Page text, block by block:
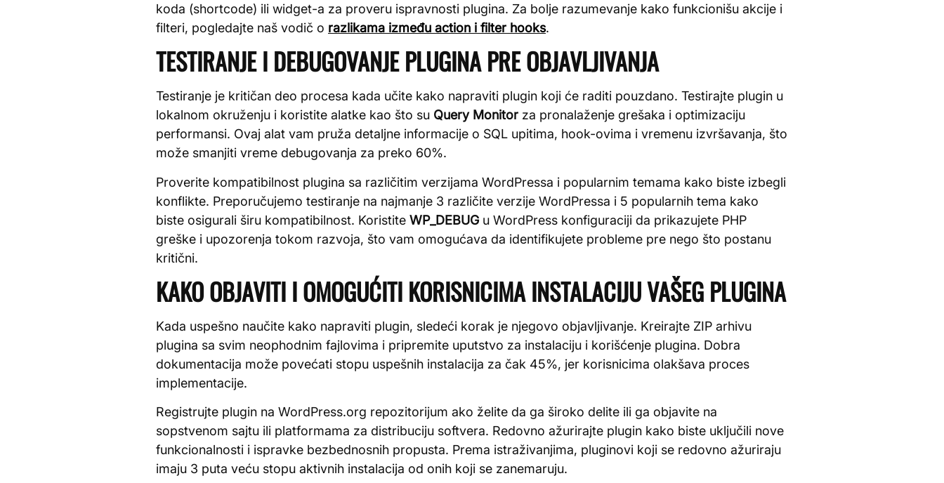
koda (shortcode) ili widget-a za proveru ispravnosti plugina. Za bolje razumevanje kako funkcionišu akcije i
filteri, pogledajte naš vodič o razlikama između action i filter hooks.
TESTIRANJE I DEBUGOVANJE PLUGINA PRE OBJAVLJIVANJA
Testiranje je kritičan deo procesa kada učite kako napraviti plugin koji će raditi pouzdano. Testirajte plugin u
lokalnom okruženju i koristite alatke kao što su Query Monitor za pronalaženje grešaka i optimizaciju
performansi. Ovaj alat vam pruža detaljne informacije o SQL upitima, hook-ovima i vremenu izvršavanja, što
može smanjiti vreme debugovanja za preko 60%.
Proverite kompatibilnost plugina sa različitim verzijama WordPressa i popularnim temama kako biste izbegli
konflikte. Preporučujemo testiranje na najmanje 3 različite verzije WordPressa i 5 popularnih tema kako
biste osigurali širu kompatibilnost. Koristite WP_DEBUG u WordPress konfiguraciji da prikazujete PHP
greške i upozorenja tokom razvoja, što vam omogućava da identifikujete probleme pre nego što postanu
kritični.
KAKO OBJAVITI I OMOGUĆITI KORISNICIMA INSTALACIJU VAŠEG PLUGINA
Kada uspešno naučite kako napraviti plugin, sledeći korak je njegovo objavljivanje. Kreirajte ZIP arhivu
plugina sa svim neophodnim fajlovima i pripremite uputstvo za instalaciju i korišćenje plugina. Dobra
dokumentacija može povećati stopu uspešnih instalacija za čak 45%, jer korisnicima olakšava proces
implementacije.
Registrujte plugin na WordPress.org repozitorijum ako želite da ga široko delite ili ga objavite na
sopstvenom sajtu ili platformama za distribuciju softvera. Redovno ažurirajte plugin kako biste uključili nove
funkcionalnosti i ispravke bezbednosnih propusta. Prema istraživanjima, pluginovi koji se redovno ažuriraju
imaju 3 puta veću stopu aktivnih instalacija od onih koji se zanemaruju.